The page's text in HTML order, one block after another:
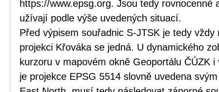
https://www.epsg.org. Jsou tedy rovnocenné
užívají podle výše uvedených situací.
Před výpisem souřadnic S-JTSK je tedy
projekci Křováka se jedná. U dynamického
kurzoru v mapovém okně Geoportálu ČÚZK
je projekce EPSG 5514 slovně uvedena